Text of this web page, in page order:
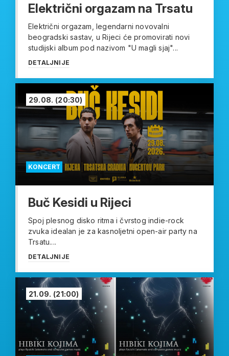
Električni orgazam na Trsatu
Električni orgazam, legendarni novovalni
beogradski sastav, u Rijeci će promovirati novi
studijski album pod nazivom "U magli sjaj"...
DETALJNIJE
KONCERT
29.08. (20:30)
Buč Kesidi u Rijeci
Spoj plesnog disko ritma i čvrstog indie-rock
zvuka idealan je za kasnoljetni open-air party na
Trsatu....
DETALJNIJE
21.09. (21:00)